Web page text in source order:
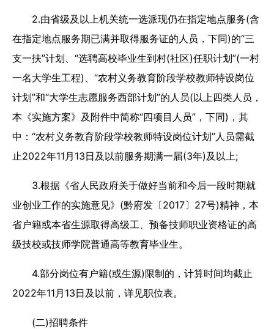
2.由省级及以上机关统一选派现仍在指定地点服务(含
在指定地点服务期已满并取得服务证的人员，下同)的“三
支一扶”计划、“选聘高校毕业生到村(社区)任职计划”(一村
一名大学生工程)、“农村义务教育阶段学校教师特设岗位
计划”和“大学生志愿服务西部计划”的人员(以上四类人员，
本《实施方案》及附件中简称“四项目人员”，下同)，其
中：“农村义务教育阶段学校教师特设岗位计划”人员需截
止2022年11月13日及以前服务期满一届(3年)及以上;
3.根据《省人民政府关于做好当前和今后一段时期就
业创业工作的实施意见》(黔府发〔2017〕27号)精神，本
省户籍或本省生源取得高级工、预备技师职业资格证的高
级技校或技师学院普通高等教育毕业生。
4.部分岗位有户籍(或生源)限制的，计算时间均截止
2022年11月13日及以前，详见职位表。
(二)招聘条件